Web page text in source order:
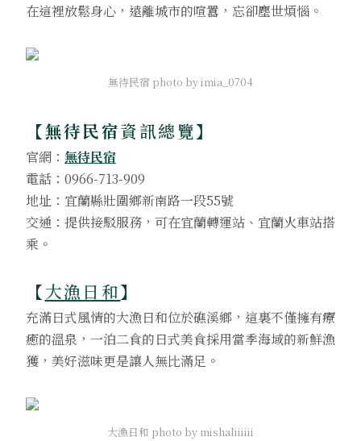
在這裡放鬆身心，遠離城市的喧囂，忘卻塵世煩惱。
無待民宿 photo by imia_0704
【無待民宿資訊總覽】
官網： 無待民宿
電話：0966-713-909
地址：宜蘭縣壯圍鄉新南路一段55號
交通：提供接駁服務，可在宜蘭轉運站、宜蘭火車站搭
乘。
【大漁日和】
充滿日式風情的大漁日和位於礁溪鄉，這裏不僅擁有療
癒的溫泉，一泊二食的日式美食採用當季海域的新鮮漁
獲，美好滋味更是讓人無比滿足。
大漁日和 photo by mishaliiiiii